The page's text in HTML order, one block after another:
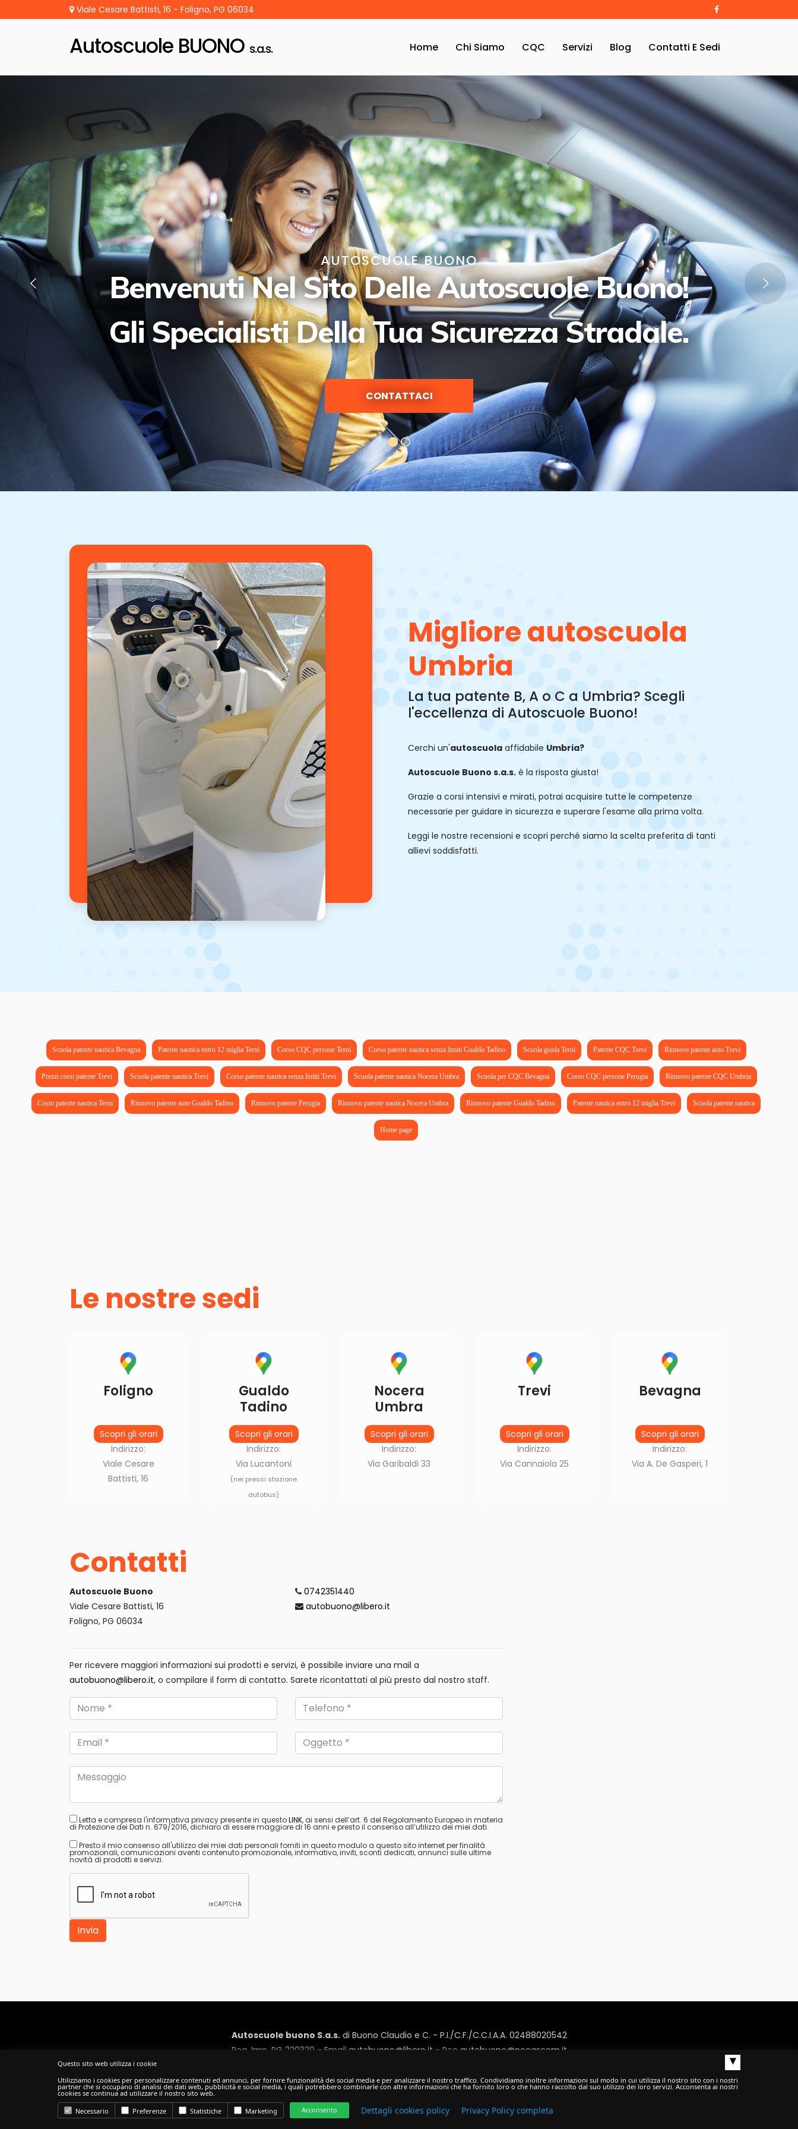
Viale Cesare Battisti, 16 - Foligno, PG 06034
Autoscuole BUONO s.a.s. Home Chi Siamo CQC Servizi Blog Contatti E Sedi
AUTOSCUOLE BUONO
Benvenuti Nel Sito Delle Autoscuole Buono!
Gli Specialisti Della Tua Sicurezza Stradale.
CONTATTACI
Migliore autoscuola
Umbria
La tua patente B, A o C a Umbria? Scegli
l'eccellenza di Autoscuole Buono!
Cerchi un'autoscuola affidabile Umbria?
Autoscuole Buono s.a.s. è la risposta giusta!
Grazie a corsi intensivi e mirati, potrai acquisire tutte le competenze
necessarie per guidare in sicurezza e superare l'esame alla prima volta.
Leggi le nostre recensioni e scopri perché siamo la scelta preferita di tanti
allievi soddisfatti.
Scuola patente nautica Bevagna Patente nautica entro 12 miglia Terni Corso CQC persone Terni Corso patente nautica senza limiti Gualdo Tadino Scuola guida Terni Patente CQC Trevi Rinnovo patente auto Trevi
Prezzi corsi patente Trevi Scuola patente nautica Trevi Corso patente nautica senza limiti Trevi Scuola patente nautica Nocera Umbra Scuola per CQC Bevagna Corso CQC persone Perugia Rinnovo patente CQC Umbria
Costo patente nautica Terni Rinnovo patente auto Gualdo Tadino Rinnovo patente Perugia Rinnovo patente nautica Nocera Umbra Rinnovo patente Gualdo Tadino Patente nautica entro 12 miglia Trevi Scuola patente nautica
Home page
Le nostre sedi
Foligno
Scopri gli orari
Indirizzo:
Viale Cesare
Battisti, 16
Gualdo
Tadino
Scopri gli orari
Indirizzo:
Via Lucantoni
(nei pressi stazione
autobus)
Nocera
Umbra
Scopri gli orari
Indirizzo:
Via Garibaldi 33
Trevi
Scopri gli orari
Indirizzo:
Via Cannaiola 25
Bevagna
Scopri gli orari
Indirizzo:
Via A. De Gasperi, 1
Contatti
Autoscuole Buono
Viale Cesare Battisti, 16
Foligno, PG 06034
0742351440
autobuono@libero.it
Per ricevere maggiori informazioni sui prodotti e servizi, è possibile inviare una mail a
autobuono@libero.it, o compilare il form di contatto. Sarete ricontattati al più presto dal nostro staff.
Letta e compresa l'informativa privacy presente in questoLINK, ai sensi dell’art. 6 del Regolamento Europeo in materia
di Protezione dei Dati n. 679/2016, dichiaro di essere maggiore di 16 anni e presto il consenso all’utilizzo dei miei dati.
Presto il mio consenso all'utilizzo dei miei dati personali forniti in questo modulo a questo sito internet per finalità
promozionali, comunicazioni aventi contenuto promozionale, informativo, inviti, sconti dedicati, annunci sulle ultime
novità di prodotti e servizi.
Invia
Autoscuole buono S.a.s.di Buono Claudio e C. - P.I./C.F./C.C.I.A.A. 02488020542
Reg. Imp. PG 220329 - Email autobuono@libero.it - Pec autobuono@pecascom.it
Privacy Policy-Cookie Policy
Questo sito web utilizza i cookie ▴
Utilizziamo i cookies per personalizzare contenuti ed annunci, per fornire funzionalità dei social media e per analizzare il nostro traffico. Condividiamo inoltre informazioni sul modo in cui utilizza il nostro sito con i nostri
partner che si occupano di analisi dei dati web, pubblicità e social media, i quali potrebbero combinarle con altre informazioni che ha fornito loro o che hanno raccolto dal suo utilizzo dei loro servizi. Acconsenta ai nostri
cookies se continua ad utilizzare il nostro sito web.
Necessario
Preferenze Statistiche Marketing Acconsento Dettagli cookies policy Privacy Policy completa